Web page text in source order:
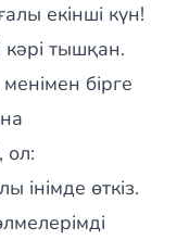
екінші күн!
тышқан.
бірге
ол:
інімде өткіз.